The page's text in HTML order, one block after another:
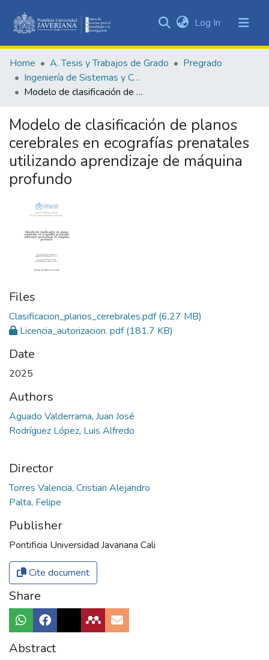
&
Collections
Statistics
Log In (current)
Home A. Tesis y Trabajos de Grado
Pregrado
Ingeniería de Sistemas y Computación
Modelo de clasificación de planos cerebrales en ecografías prenatales utilizando aprendizaje de máquina profundo
Modelo de clasificación de planos
cerebrales en ecografías prenatales
utilizando aprendizaje de máquina
profundo
Files
Clasificacion_planos_cerebrales.pdf(6.27 MB)
Licencia_autorizacion. pdf(181.7 KB)
Date
2025
Authors
Aguado Valderrama, Juan José
Rodríguez López, Luis Alfredo
Director
Torres Valencia, Cristian Alejandro
Palta, Felipe
Publisher
Pontificia Universidad Javariana Cali
Cite document
Share
Abstract